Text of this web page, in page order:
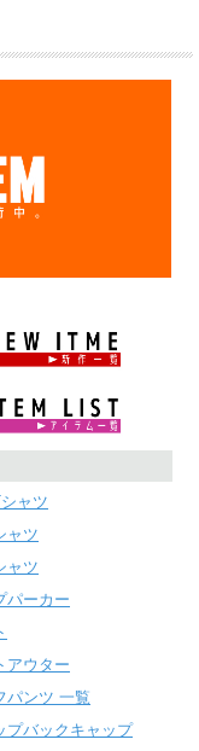
ャツ
ャツ
ャツ
パーカー
アウター
パンツ 一覧
プバックキャップ